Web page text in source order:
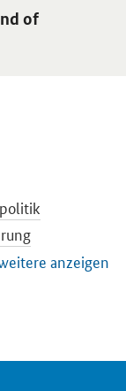
of
anzeigen